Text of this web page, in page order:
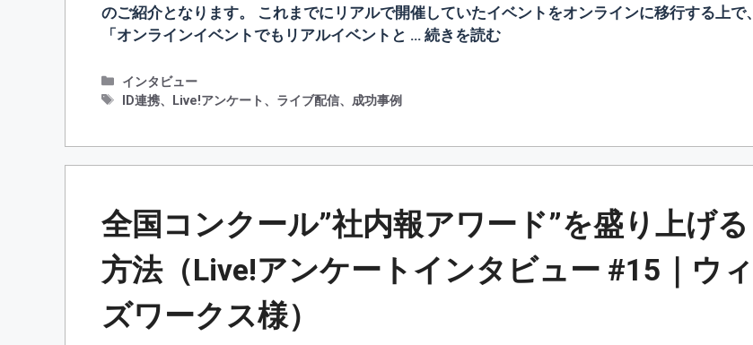
のご紹介となります。 これまでにリアルで開催していたイベントをオンラインに移行する上で、
「オンラインイベントでもリアルイベントと … 続きを読む
カ
テ
インタビュー
タID連携、 Live!アンケート、 ライブ配信、 成功事例
全国コンクール”社内報アワード”を盛り上げる
方法（Live!アンケートインタビュー #15｜ウィ
ズワークス様）